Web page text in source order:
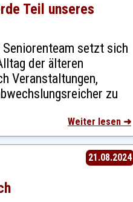
Teil unseres
Seniorenteam setzt sich
der älteren
Veranstaltungen,
zu
Weiter lesen ➜
21.08.2024